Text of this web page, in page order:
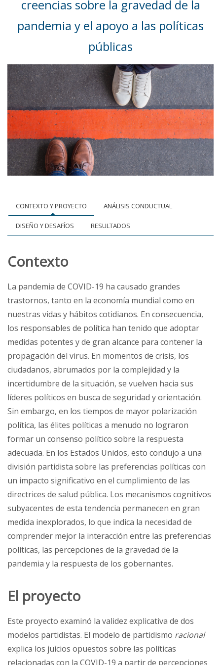
creencias sobre la gravedad de la
pandemia y el apoyo a las políticas
públicas
CONTEXTO Y PROYECTO ANÁLISIS CONDUCTUAL
DISEÑO Y DESAFÍOS RESULTADOS
Contexto
La pandemia de COVID-19 ha causado grandes
trastornos, tanto en la economía mundial como en
nuestras vidas y hábitos cotidianos. En consecuencia,
los responsables de política han tenido que adoptar
medidas potentes y de gran alcance para contener la
propagación del virus. En momentos de crisis, los
ciudadanos, abrumados por la complejidad y la
incertidumbre de la situación, se vuelven hacia sus
líderes políticos en busca de seguridad y orientación.
Sin embargo, en los tiempos de mayor polarización
política, las élites políticas a menudo no lograron
formar un consenso político sobre la respuesta
adecuada. En los Estados Unidos, esto condujo a una
división partidista sobre las preferencias políticas con
un impacto significativo en el cumplimiento de las
directrices de salud pública. Los mecanismos cognitivos
subyacentes de esta tendencia permanecen en gran
medida inexplorados, lo que indica la necesidad de
comprender mejor la interacción entre las preferencias
políticas, las percepciones de la gravedad de la
pandemia y la respuesta de los gobernantes.
El proyecto
Este proyecto examinó la validez explicativa de dos
modelos partidistas. El modelo de partidismo racional
explica los juicios opuestos sobre las políticas
relacionadas con la COVID-19 a partir de percepciones